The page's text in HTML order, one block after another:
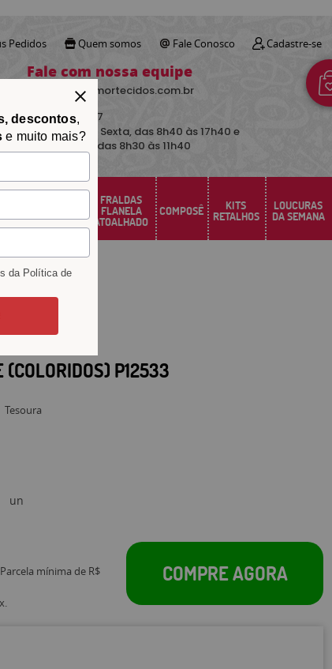
Pedidos Quem somos Fale Conosco Cadastre-se
Fale com nossa equipe
contato@avimortecidos.com.br
(34)3219-5157
De Segunda a Sexta, das 8h40 às 17h40 e
aos sábados das 8h30 às 11h40
SANTA FÉ
FRALDAS
FLANELA
ATOALHADO
COMPOSÊ KITS
RETALHOS
LOUCURAS
DA SEMANA
P12533
Tesoura
un
mínima de R$
COMPRE AGORA
descontos,
e muito mais?
da Política de